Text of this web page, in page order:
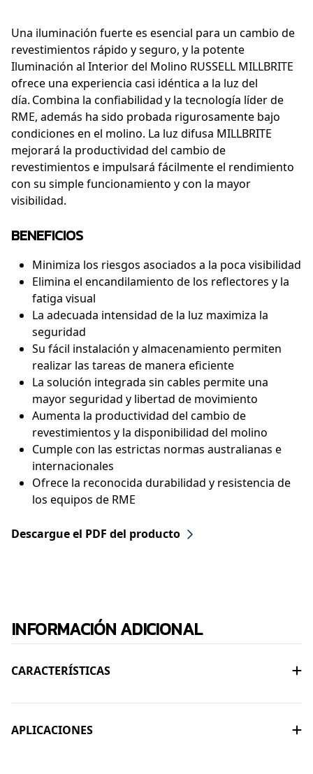
Una iluminación fuerte es esencial para un cambio de
revestimientos rápido y seguro, y la potente
Iluminación al Interior del Molino RUSSELL MILLBRITE
ofrece una experiencia casi idéntica a la luz del
día. Combina la confiabilidad y la tecnología líder de
RME, además ha sido probada rigurosamente bajo
condiciones en el molino. La luz difusa MILLBRITE
mejorará la productividad del cambio de
revestimientos e impulsará fácilmente el rendimiento
con su simple funcionamiento y con la mayor
visibilidad.
BENEFICIOS
Minimiza los riesgos asociados a la poca visibilidad
Elimina el encandilamiento de los reflectores y la
fatiga visual
La adecuada intensidad de la luz maximiza la
seguridad
Su fácil instalación y almacenamiento permiten
realizar las tareas de manera eficiente
La solución integrada sin cables permite una
mayor seguridad y libertad de movimiento
Aumenta la productividad del cambio de
revestimientos y la disponibilidad del molino
Cumple con las estrictas normas australianas e
internacionales
Ofrece la reconocida durabilidad y resistencia de
los equipos de RME
Descargue el PDF del producto
INFORMACIÓN ADICIONAL
CARACTERÍSTICAS
Brinda mayor cantidad y calidad de luz
dentro del molino
Fácil de montar y desmontar para un
APLICACIONES